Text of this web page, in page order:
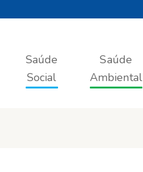
Saúde
Social
Saúde
Ambiental